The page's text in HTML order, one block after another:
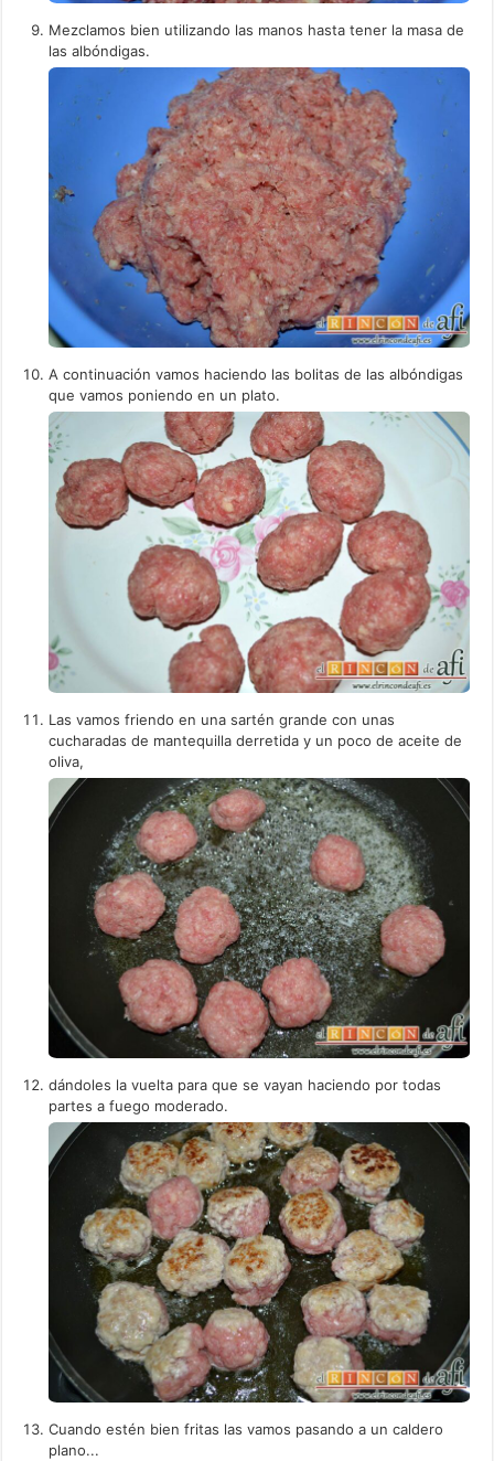
Mezclamos bien utilizando las manos hasta tener la masa de
las albóndigas.
A continuación vamos haciendo las bolitas de las albóndigas
que vamos poniendo en un plato.
Las vamos friendo en una sartén grande con unas
cucharadas de mantequilla derretida y un poco de aceite de
oliva,
dándoles la vuelta para que se vayan haciendo por todas
partes a fuego moderado.
Cuando estén bien fritas las vamos pasando a un caldero
plano...